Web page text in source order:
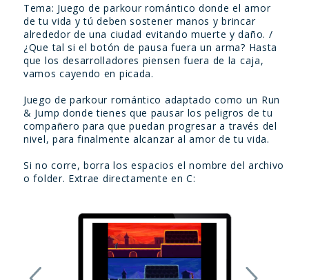
Tema: Juego de parkour romántico donde el amor
de tu vida y tú deben sostener manos y brincar
alrededor de una ciudad evitando muerte y daño. /
¿Que tal si el botón de pausa fuera un arma? Hasta
que los desarrolladores piensen fuera de la caja,
vamos cayendo en picada.
Juego de parkour romántico adaptado como un Run
& Jump donde tienes que pausar los peligros de tu
compañero para que puedan progresar a través del
nivel, para finalmente alcanzar al amor de tu vida.
Si no corre, borra los espacios el nombre del archivo
o folder. Extrae directamente en C: